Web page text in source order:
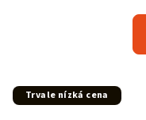
Trvale nízká cena